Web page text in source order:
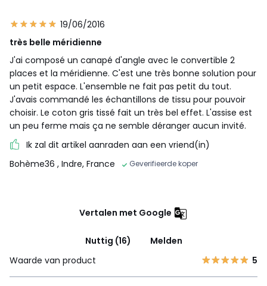
19/06/2016
très belle méridienne
J'ai composé un canapé d'angle avec le convertible 2
places et la méridienne. C'est une très bonne solution pour
un petit espace. L'ensemble ne fait pas petit du tout.
J'avais commandé les échantillons de tissu pour pouvoir
choisir. Le coton gris tissé fait un très bel effet. L'assise est
un peu ferme mais ça ne semble déranger aucun invité.
Ik zal dit artikel aanraden aan een vriend(in)
Bohème36 , Indre, France Geverifieerde koper
Vertalen met Google
Nuttig (16)
Melden
Waarde van product
5